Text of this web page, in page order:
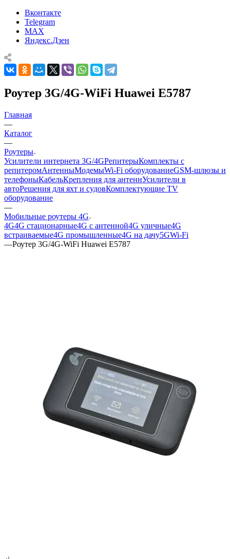
Вконтакте
Telegram
MAX
Яндекс.Дзен
Роутер 3G/4G-WiFi Huawei E5787
Главная
—
Каталог
—
Роутеры
Усилители интернета 3G/4GРепитерыКомплекты с
репитеромАнтенныМодемыWi-Fi оборудованиеGSM-шлюзы и
телефоныКабельКрепления для антеннУсилители в
автоРешения для яхт и судовКомплектующие TV
оборудование
—
Мобильные роутеры 4G
4G4G стационарные4G с антенной4G уличные4G
встраиваемые4G промышленные4G на дачу5GWi-Fi
—Роутер 3G/4G-WiFi Huawei E5787